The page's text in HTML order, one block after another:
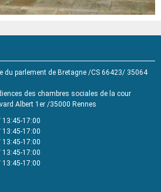
du parlement de Bretagne /CS 66423/ 35064
des chambres sociales de la cour
Albert 1er /35000 Rennes
17:00
17:00
17:00
17:00
17:00